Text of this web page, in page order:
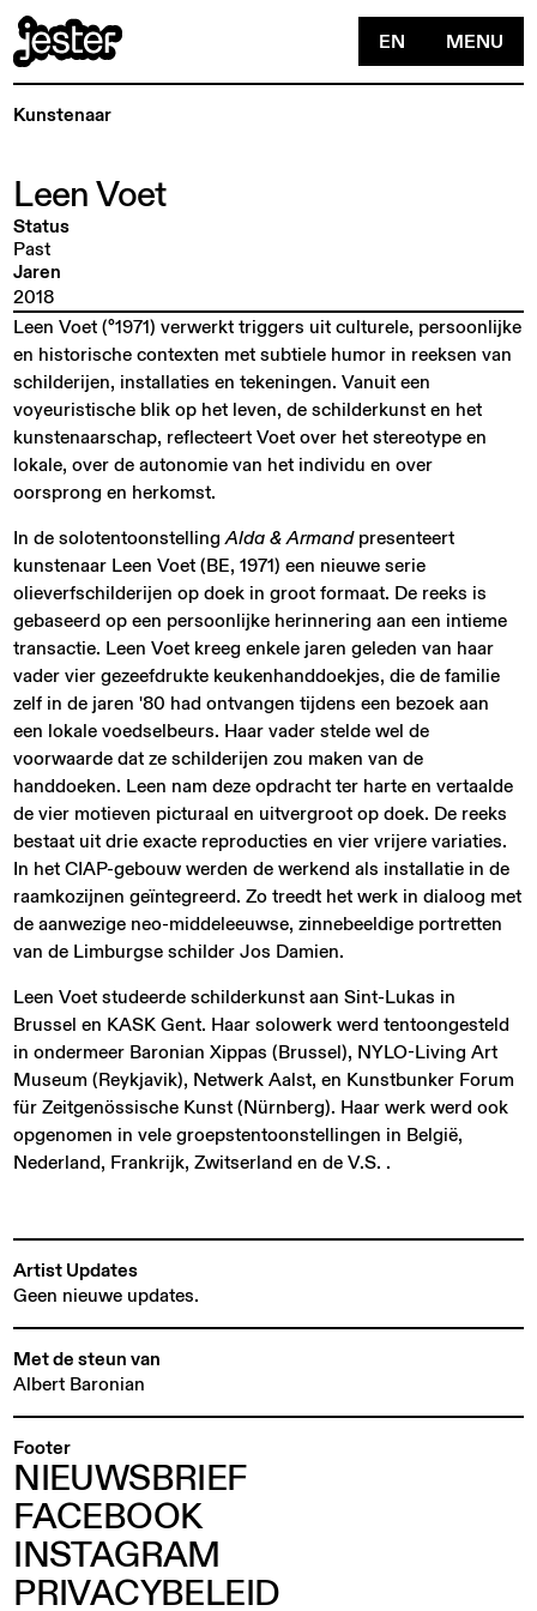
EN MENU
Kunstenaar
LeenVoet
Status
Past
Jaren
2018
Leen Voet (°1971) verwerkt triggers uit culturele, persoonlijke
en historische contexten met subtiele humor in reeksen van
schilderijen, installaties en tekeningen. Vanuit een
voyeuristische blik op het leven, de schilderkunst en het
kunstenaarschap, reflecteert Voet over het stereotype en
lokale, over de autonomie van het individu en over
oorsprong en herkomst.
In de solotentoonstellingAlda & Armandpresenteert
kunstenaar Leen Voet (BE, 1971) een nieuwe serie
olieverfschilderijen op doek in groot formaat. De reeks is
gebaseerd op een persoonlijke herinnering aan een intieme
transactie. Leen Voet kreeg enkele jaren geleden van haar
vader vier gezeefdrukte keukenhanddoekjes, die de familie
zelf in de jaren '80 had ontvangen tijdens een bezoek aan
een lokale voedselbeurs. Haar vader stelde wel de
voorwaarde dat ze schilderijen zou maken van de
handdoeken. Leen nam deze opdracht ter harte en vertaalde
de vier motieven picturaal en uitvergroot op doek. De reeks
bestaat uit drie exacte reproducties en vier vrijere variaties.
In het CIAP-gebouw werden de werkend als installatie in de
raamkozijnen geïntegreerd. Zo treedt het werk in dialoog met
de aanwezige neo-middeleeuwse, zinnebeeldige portretten
van de Limburgse schilder Jos Damien.
Leen Voet studeerde schilderkunst aan Sint-Lukas in
Brussel en KASK Gent. Haar solowerk werd tentoongesteld
in ondermeer Baronian Xippas (Brussel), NYLO-Living Art
Museum (Reykjavik), Netwerk Aalst, en Kunstbunker Forum
für Zeitgenössische Kunst (Nürnberg). Haar werk werd ook
opgenomen in vele groepstentoonstellingen in België,
Nederland, Frankrijk, Zwitserland en de V.S. .
Artist Updates
Geen nieuwe updates.
Met de steun van
Albert Baronian
Footer
NIEUWSBRIEF
FACEBOOK
INSTAGRAM
PRIVACYBELEID